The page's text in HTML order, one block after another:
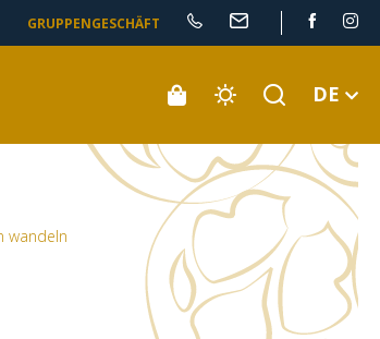
GRUPPENGESCHÄFT
DE
wandeln